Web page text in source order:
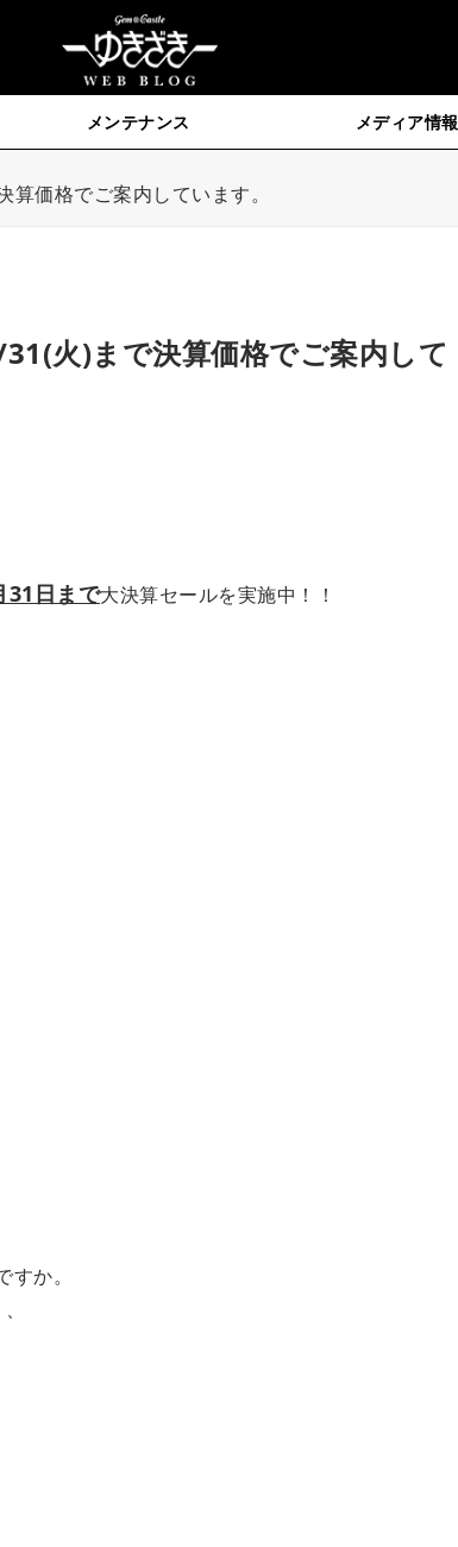
メンテナンス メディア情報
価格でご案内しています。
火)まで決算価格でご案内して
31日まで大決算セールを実施中！！
か。